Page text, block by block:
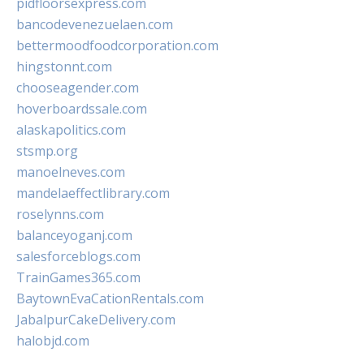
bancodevenezuelaen.com
bettermoodfoodcorporation.com
hingstonnt.com
chooseagender.com
hoverboardssale.com
alaskapolitics.com
stsmp.org
manoelneves.com
mandelaeffectlibrary.com
roselynns.com
balanceyoganj.com
salesforceblogs.com
TrainGames365.com
BaytownEvaCationRentals.com
JabalpurCakeDelivery.com
halobjd.com